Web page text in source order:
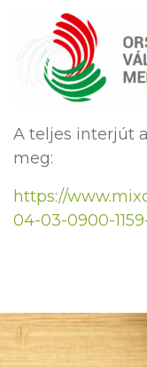
A teljes interjút
meg:
https://
04-03-0900-